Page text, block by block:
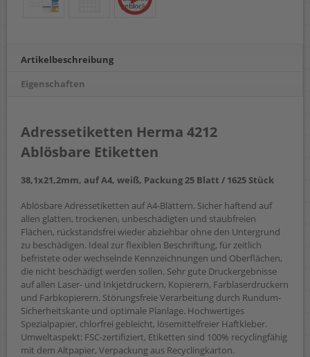
Artikelbeschreibung
Eigenschaften
Adressetiketten Herma 4212
Ablösbare Etiketten
38,1x21,2mm, auf A4, weiß, Packung 25 Blatt / 1625 Stück
Ablösbare Adressetiketten auf A4-Blättern. Sicher haftend auf
allen glatten, trockenen, unbeschädigten und staubfreien
Flächen, rückstandsfrei wieder abziehbar ohne den Untergrund
zu beschädigen. Ideal zur flexiblen Beschriftung, für zeitlich
befristete oder wechselnde Kennzeichnungen und Oberflächen,
die nicht beschädigt werden sollen. Sehr gute Druckergebnisse
auf allen Laser- und Inkjetdruckern, Kopierern, Farblaserdruckern
und Farbkopierern. Störungsfreie Verarbeitung durch Rundum-
Sicherheitskante und optimale Planlage. Hochwertiges
Spezialpapier, chlorfrei gebleicht, lösemittelfreier Haftkleber.
Umweltaspekt: FSC-zertifiziert, Etiketten sind 100% recyclingfähig
mit dem Altpapier, Verpackung aus Recyclingkarton.